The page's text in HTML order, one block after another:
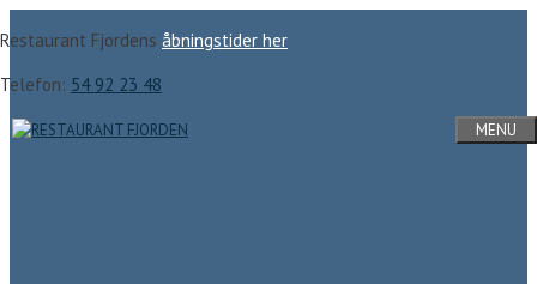
til
indhold
Restaurant Fjordens åbningstider her
Telefon: 54 92 23 48
MENU